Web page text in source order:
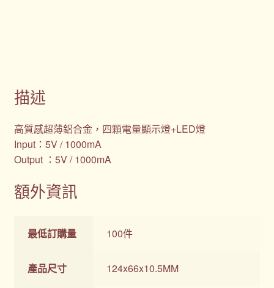
描述
高質感超薄鋁合金，四顆電量顯示燈+LED燈
Input：5V / 1000mA
Output ：5V / 1000mA
額外資訊
最低訂購量 100件
產品尺寸 124x66x10.5MM